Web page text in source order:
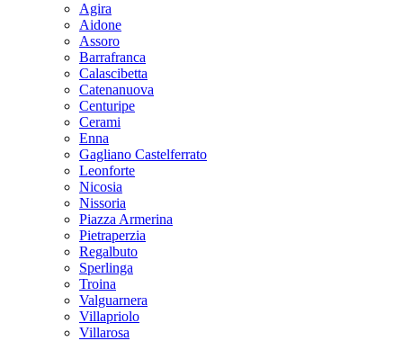
Agira
Aidone
Assoro
Barrafranca
Calascibetta
Catenanuova
Centuripe
Cerami
Enna
Gagliano Castelferrato
Leonforte
Nicosia
Nissoria
Piazza Armerina
Pietraperzia
Regalbuto
Sperlinga
Troina
Valguarnera
Villapriolo
Villarosa